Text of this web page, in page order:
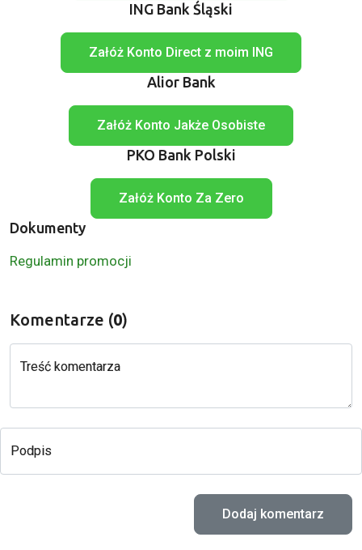
ING Bank Śląski
Załóż Konto Direct z moim ING
Alior Bank
Załóż Konto Jakże Osobiste
PKO Bank Polski
Załóż Konto Za Zero
Dokumenty
Regulamin promocji
Komentarze (0)
Treść komentarza
Podpis